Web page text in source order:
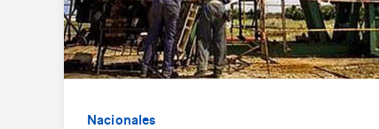
Nacionales